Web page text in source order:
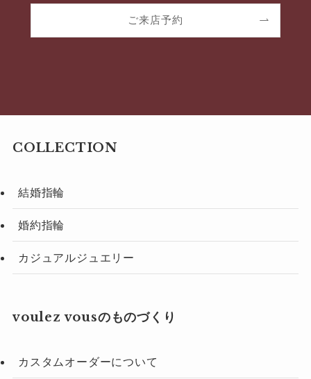
ご来店予約
COLLECTION
結婚指輪
婚約指輪
カジュアルジュエリー
voulez vousのものづくり
カスタムオーダーについて